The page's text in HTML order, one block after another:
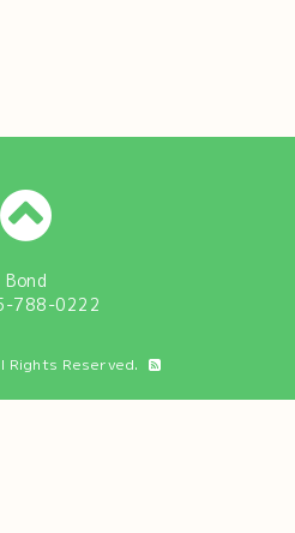
Bond
788-0222
Rights Reserved.